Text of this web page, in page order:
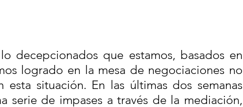
decepcionados que estamos, basados en
logrado en la mesa de negociaciones no
esta situación. En las últimas dos semanas
serie de impases a través de la mediación,